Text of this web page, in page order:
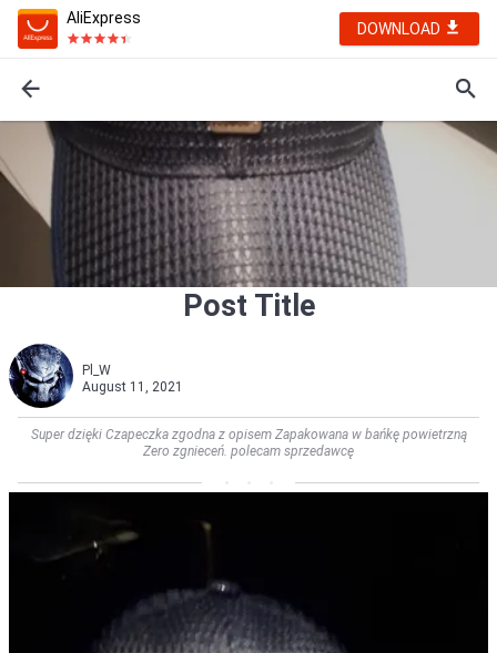
AliExpress
DOWNLOAD
Post Title
Pl_W
August 11, 2021
Super dzięki Czapeczka zgodna z opisem Zapakowana w bańkę powietrzną
Zero zgnieceń. polecam sprzedawcę